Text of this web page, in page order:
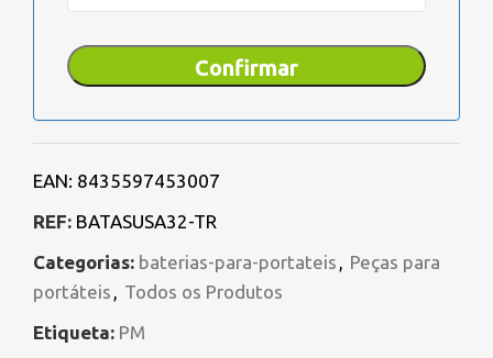
Confirmar
EAN: 8435597453007
REF: BATASUSA32-TR
Categorias: baterias-para-portateis , Peças para
portáteis , Todos os Produtos
Etiqueta: PM